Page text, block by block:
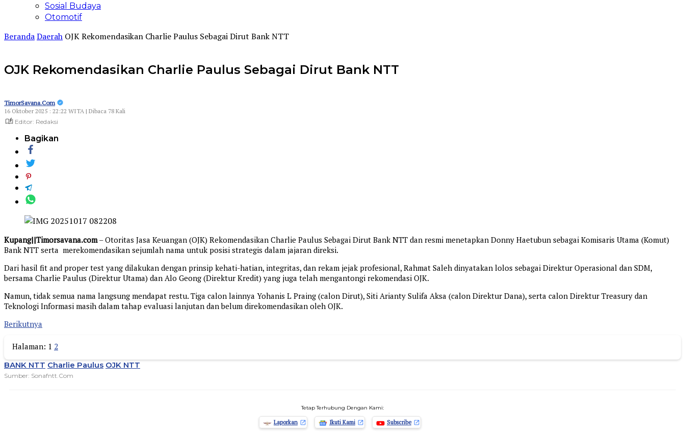
Sosial Budaya
Otomotif
BerandaDaerah OJK Rekomendasikan Charlie Paulus Sebagai Dirut Bank NTT
OJK Rekomendasikan Charlie Paulus Sebagai Dirut Bank NTT
TimorSavana.Com
16 Oktober 2025 : 22:22 WITA | Dibaca 78 Kali
Editor: Redaksi
Bagikan
Kupang||Timorsavana.com – Otoritas Jasa Keuangan (OJK) Rekomendasikan Charlie Paulus Sebagai Dirut Bank NTT dan resmi menetapkan Donny Haetubun sebagai Komisaris Utama (Komut)
Bank NTT serta merekomendasikan sejumlah nama untuk posisi strategis dalam jajaran direksi.
Dari hasil fit and proper test yang dilakukan dengan prinsip kehati-hatian, integritas, dan rekam jejak profesional, Rahmat Saleh dinyatakan lolos sebagai Direktur Operasional dan SDM,
bersama Charlie Paulus (Direktur Utama) dan Alo Geong (Direktur Kredit) yang juga telah mengantongi rekomendasi OJK.
Namun, tidak semua nama langsung mendapat restu. Tiga calon lainnya Yohanis L Praing (calon Dirut), Siti Arianty Sulifa Aksa (calon Direktur Dana), serta calon Direktur Treasury dan
Teknologi Informasi masih dalam tahap evaluasi lanjutan dan belum direkomendasikan oleh OJK.
Berikutnya
Halaman: 1 2
BANK NTT Charlie Paulus OJK NTT
Sumber: Sonafntt.com
Tetap Terhubung Dengan Kami:
Laporkan Ikuti Kami Subscribe